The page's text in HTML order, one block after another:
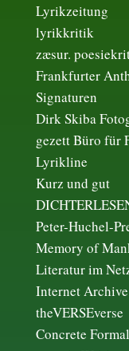
Lyrikzeitung
lyrikkritik
zæsur.
Frankfurter
Signaturen
Dirk Skiba
gezett Büro für
Lyrikline
Kurz und gut
Peter-Huchel-
Memory of
Literatur im
Internet Archive
theVERSEverse
Concrete